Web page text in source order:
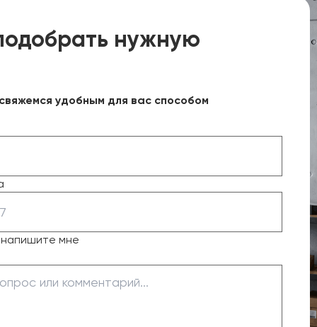
нужную
удобным для вас способом
напишите мне